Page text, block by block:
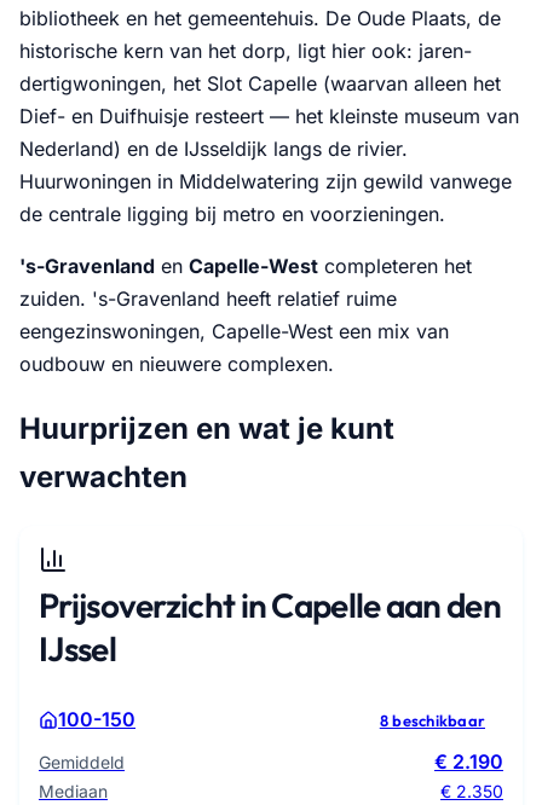
bibliotheek en het gemeentehuis. De Oude Plaats, de
historische kern van het dorp, ligt hier ook: jaren-
dertigwoningen, het Slot Capelle (waarvan alleen het
Dief- en Duifhuisje resteert — het kleinste museum van
Nederland) en de IJsseldijk langs de rivier.
Huurwoningen in Middelwatering zijn gewild vanwege
de centrale ligging bij metro en voorzieningen.
's-Gravenland en Capelle-West completeren het
zuiden. 's-Gravenland heeft relatief ruime
eengezinswoningen, Capelle-West een mix van
oudbouw en nieuwere complexen.
Huurprijzen en wat je kunt
verwachten
Prijsoverzicht in Capelle aan den
IJssel
100-150 8 beschikbaar
Gemiddeld € 2.190
Mediaan
€ 2.350